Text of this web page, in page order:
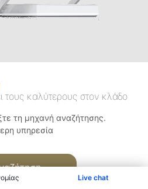
Live chat
τους καλύτερους στον κλάδο
τη μηχανή αναζήτησης.
υπηρεσία